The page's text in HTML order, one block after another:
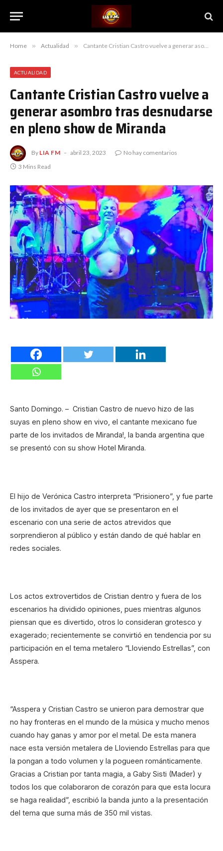
Home » Actualidad » Cantante Cristian Castro vuelve a generar asombro tras desnudarse en pleno show de Miranda
ACTUALIDAD
Cantante Cristian Castro vuelve a
generar asombro tras desnudarse
en pleno show de Miranda
By LIA FM abril 23, 2023
No hay comentarios
3 Mins Read
Santo Domingo. – Cristian Castro de nuevo hizo de las
suyas en pleno show en vivo, el cantante mexicano fue
parte de los invitados de Miranda!, la banda argentina que
se presentó con su show Hotel Miranda.
El hijo de Verónica Castro interpreta “Prisionero”, y fue parte
de los invitados de ayer que se presentaron en el
escenario con una serie de actos atrevidos que
sorprendieron al público y están dando de qué hablar en
redes sociales.
Los actos extrovertidos de Cristian dentro y fuera de los
escenarios ha dividido opiniones, pues mientras algunos
piensan que es divertido, otros lo consideran grotesco y
exagerado; recientemente se convirtió en tendencia por su
participación en el tema metalero “Lloviendo Estrellas”, con
Asspera.
“Asspera y Cristian Castro se unieron para demostrar que
no hay fronteras en el mundo de la música y mucho menos
cuando hay ganas y amor por el metal. De esta manera
nace esta versión metalera de Lloviendo Estrellas para que
la pongan a todo volumen y la pogueen románticamente.
Gracias a Cristian por tanta magia, a Gaby Sisti (Mader) y
todos los que colaboraron de corazón para que esta locura
se haga realidad”, escribió la banda junto a la presentación
del tema que suma más de 350 mil vistas.